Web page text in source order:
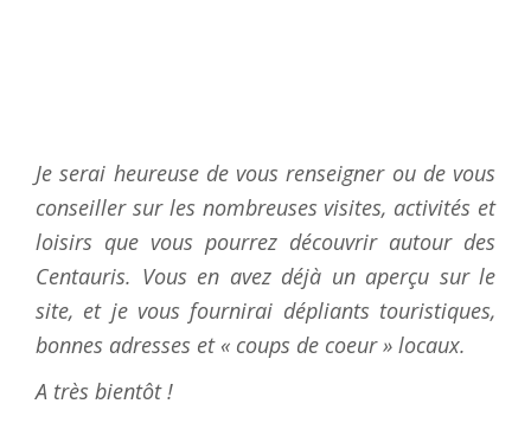
Je serai heureuse de vous renseigner ou de vous
conseiller sur les nombreuses visites, activités et
loisirs que vous pourrez découvrir autour des
Centauris. Vous en avez déjà un aperçu sur le
site, et je vous fournirai dépliants touristiques,
bonnes adresses et « coups de coeur » locaux.
A très bientôt !